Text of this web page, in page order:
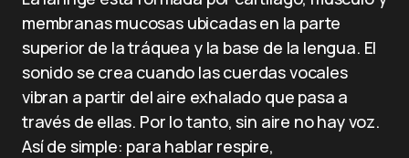
membranas mucosas ubicadas en la parte
superior de la tráquea y la base de la lengua. El
sonido se crea cuando las cuerdas vocales
vibran a partir del aire exhalado que pasa a
través de ellas. Por lo tanto, sin aire no hay voz.
Así de simple: para hablar respire,